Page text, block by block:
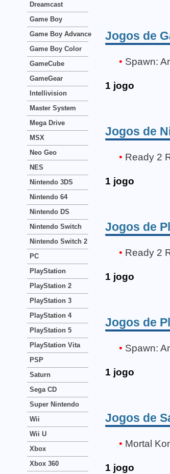
Jogos de
Spawn:
1 jogo
Jogos de
Ready 2
1 jogo
Jogos de
Ready 2
1 jogo
Jogos de
Spawn:
1 jogo
Jogos de
Mortal
1 jogo
Dreamcast
Game Boy
Game Boy Advance
Game Boy Color
GameCube
GameGear
Intellivision
Master System
Mega Drive
MSX
Neo Geo
NES
Nintendo 3DS
Nintendo 64
Nintendo DS
Nintendo Switch
Nintendo Switch 2
PC
PlayStation
PlayStation 2
PlayStation 3
PlayStation 4
PlayStation 5
PlayStation Vita
PSP
Saturn
Sega CD
Super Nintendo
Wii
Wii U
Xbox
Xbox 360